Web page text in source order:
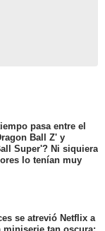
pasa entre el
Ball Z' y
Super'? Ni siquiera
lo tenían muy
se atrevió Netflix a